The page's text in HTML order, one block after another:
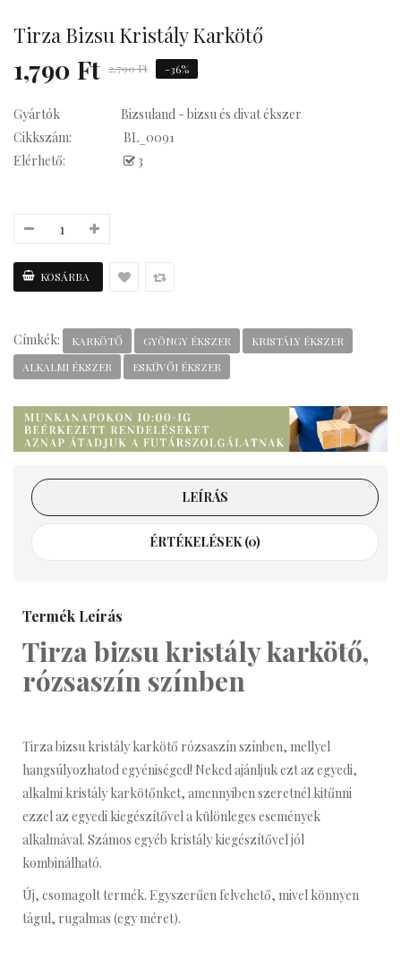
Statement
Tirza Bizsu Kristály Karkötő
1,790 Ft 2,790 Ft -36%
Gyártók
Bizsuland - bizsu és divat ékszer
Cikkszám:
BL_0091
Elérhető:
3
Címkék: KARKÖTŐ GYÖNGY ÉKSZER
KRISTÁLY ÉKSZER
ALKALMI ÉKSZER
ESKÜVŐI ÉKSZER
LEÍRÁS
ÉRTÉKELÉSEK (0)
Termék Leírás
Tirza bizsu kristály karkötő,
rózsaszín színben
Tirza bizsu kristály karkötő rózsaszín színben, mellyel
hangsúlyozhatod egyéniséged! Neked ajánljuk ezt az egyedi,
alkalmi kristály karkötőnket, amennyiben szeretnél kitűnni
ezzel az egyedi kiegészítővel a különleges események
alkalmával. Számos egyéb kristály kiegészítővel jól
kombinálható.
Új, csomagolt termék. Egyszerűen felvehető, mivel könnyen
tágul, rugalmas (egy méret).